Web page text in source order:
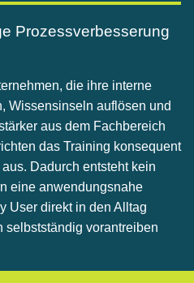
Prozessverbesserung
die ihre interne
Wissensinseln auflösen und
aus dem Fachbereich
das Training konsequent
Dadurch entsteht kein
eine anwendungsnahe
User direkt in den Alltag
selbstständig vorantreiben